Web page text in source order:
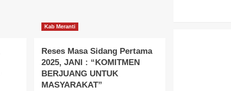
Kab Meranti
Reses Masa Sidang Pertama
2025, JANI : “KOMITMEN
BERJUANG UNTUK
MASYARAKAT”